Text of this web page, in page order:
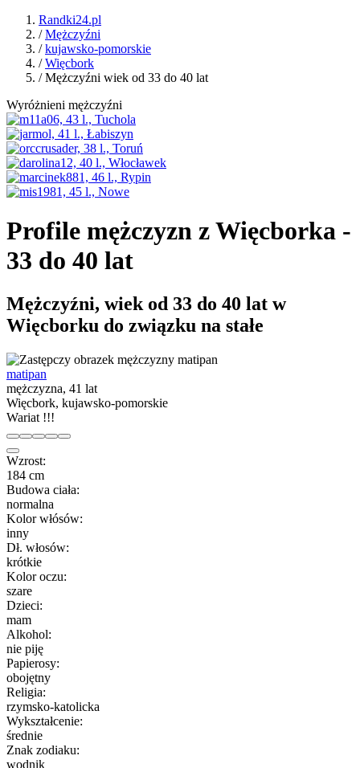
Randki24.pl
/Mężczyźni
/kujawsko-pomorskie
/Więcbork
/ Mężczyźni wiek od 33 do 40 lat
Wyróżnieni mężczyźni
Profile mężczyzn z Więcborka -
33 do 40 lat
Mężczyźni, wiek od 33 do 40 lat w
Więcborku do związku na stałe
matipan
mężczyzna, 41 lat
Więcbork, kujawsko-pomorskie
Wariat !!!
Wzrost:
184 cm
Budowa ciała:
normalna
Kolor włósów:
inny
Dł. włosów:
krótkie
Kolor oczu:
szare
Dzieci:
mam
Alkohol:
nie piję
Papierosy:
obojętny
Religia:
rzymsko-katolicka
Wykształcenie:
średnie
Znak zodiaku:
wodnik